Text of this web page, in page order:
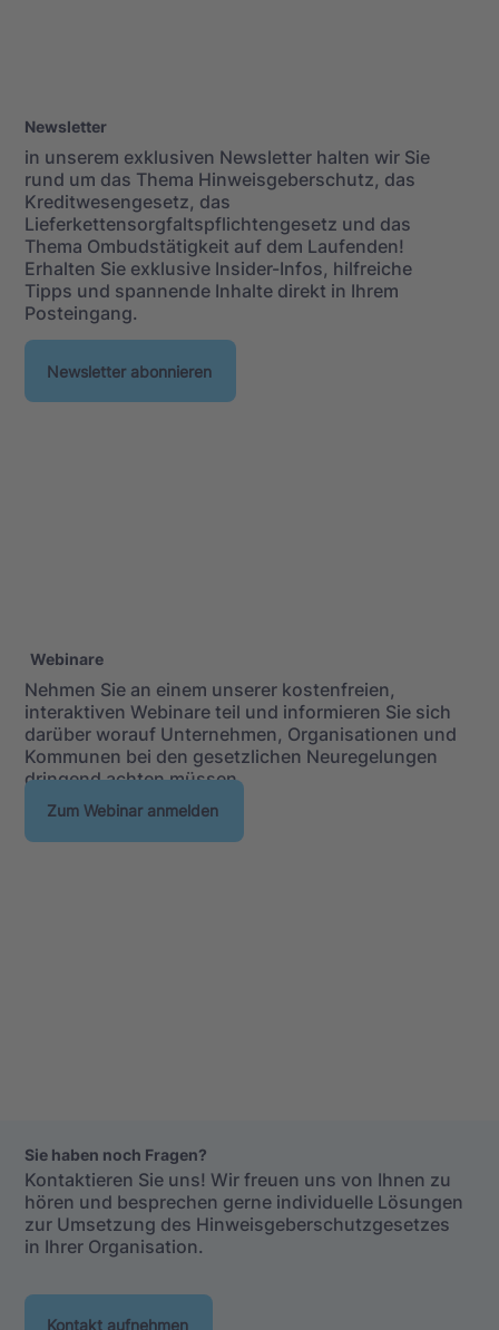
Newsletter
in unserem exklusiven Newsletter halten wir Sie
rund um das Thema Hinweisgeberschutz, das
Kreditwesengesetz, das
Lieferkettensorgfaltspflichtengesetz und das
Thema Ombudstätigkeit auf dem Laufenden!
Erhalten Sie exklusive Insider-Infos, hilfreiche
Tipps und spannende Inhalte direkt in Ihrem
Posteingang.
Newsletter abonnieren
Webinare
Nehmen Sie an einem unserer kostenfreien,
interaktiven Webinare teil und informieren Sie sich
darüber worauf Unternehmen, Organisationen und
Kommunen bei den gesetzlichen Neuregelungen
dringend achten müssen.
Zum Webinar anmelden
Sie haben noch Fragen?
Kontaktieren Sie uns! Wir freuen uns von Ihnen zu
hören und besprechen gerne individuelle Lösungen
zur Umsetzung des Hinweisgeberschutzgesetzes
in Ihrer Organisation.
Kontakt aufnehmen